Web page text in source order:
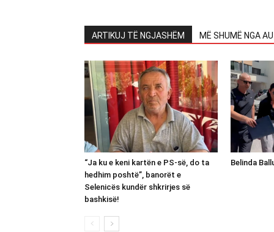
ARTIKUJ TË NGJASHËM MË SHUMË NGA
“Ja ku e keni kartën e PS-së, do ta
hedhim poshtë”, banorët e
Selenicës kundër shkrirjes së
bashkisë!
Belinda